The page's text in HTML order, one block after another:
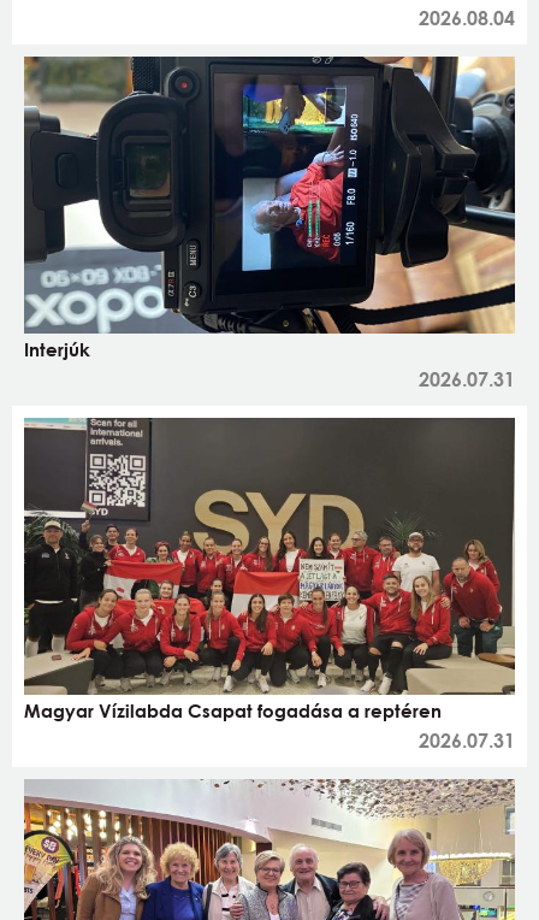
2026.08.04
Interjúk
2026.07.31
Magyar Vízilabda Csapat fogadása a reptéren
2026.07.31